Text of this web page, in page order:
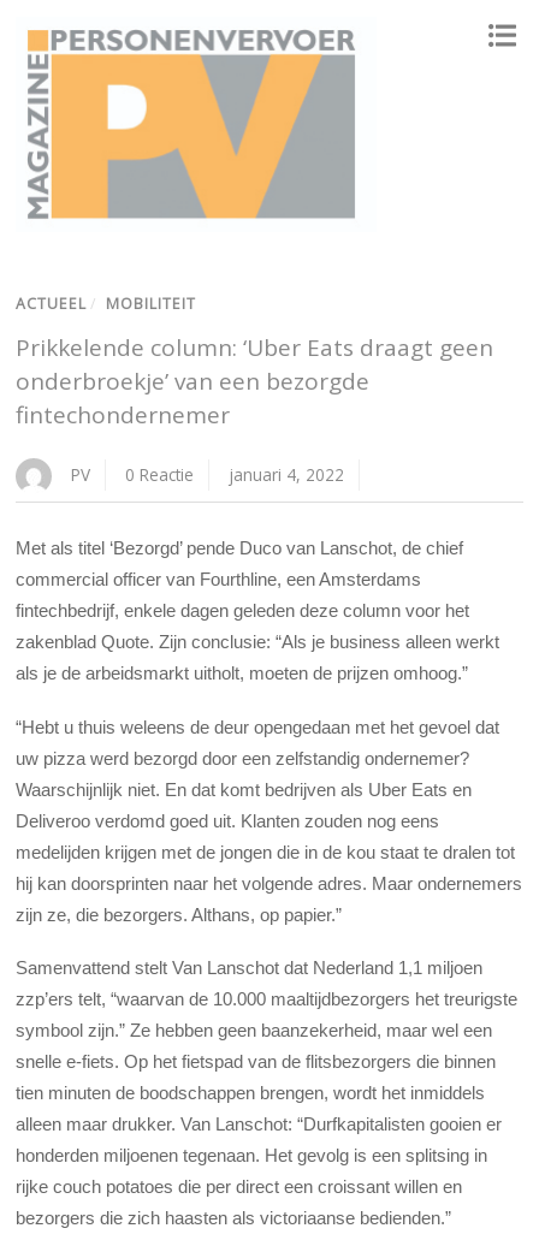
ACTUEEL / MOBILITEIT
Prikkelende column: ‘Uber Eats draagt geen
onderbroekje’ van een bezorgde
fintechondernemer
PV 0 Reactie januari 4, 2022
Met als titel ‘Bezorgd’ pende Duco van Lanschot, de chief
commercial officer van Fourthline, een Amsterdams
fintechbedrijf, enkele dagen geleden deze column voor het
zakenblad Quote. Zijn conclusie: “Als je business alleen werkt
als je de arbeidsmarkt uitholt, moeten de prijzen omhoog.”
“Hebt u thuis weleens de deur opengedaan met het gevoel dat
uw pizza werd bezorgd door een zelfstandig ondernemer?
Waarschijnlijk niet. En dat komt bedrijven als Uber Eats en
Deliveroo verdomd goed uit. Klanten zouden nog eens
medelijden krijgen met de jongen die in de kou staat te dralen tot
hij kan doorsprinten naar het volgende adres. Maar ondernemers
zijn ze, die bezorgers. Althans, op papier.”
Samenvattend stelt Van Lanschot dat Nederland 1,1 miljoen
zzp’ers telt, “waarvan de 10.000 maaltijdbezorgers het treurigste
symbool zijn.” Ze hebben geen baanzekerheid, maar wel een
snelle e-fiets. Op het fietspad van de flitsbezorgers die binnen
tien minuten de boodschappen brengen, wordt het inmiddels
alleen maar drukker. Van Lanschot: “Durfkapitalisten gooien er
honderden miljoenen tegenaan. Het gevolg is een splitsing in
rijke couch potatoes die per direct een croissant willen en
bezorgers die zich haasten als victoriaanse bedienden.”